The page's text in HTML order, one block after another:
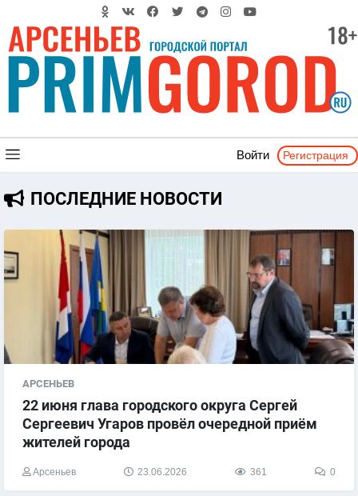
Войти Регистрация
ПОСЛЕДНИЕ НОВОСТИ
АРСЕНЬЕВ
​22 июня глава городского округа Сергей
Сергеевич Угаров провёл очередной приём
жителей города
Арсеньев 23.06.2026 361 0